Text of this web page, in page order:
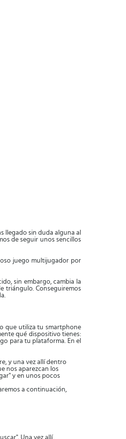
llegado sin duda alguna al
de seguir unos sencillos
juego multijugador por
sin embargo, cambia la
triángulo. Conseguiremos
que utiliza tu smartphone
qué dispositivo tienes:
para tu plataforma. En el
y una vez allí dentro
nos aparezcan los
y en unos pocos
a continuación,
Una vez allí,